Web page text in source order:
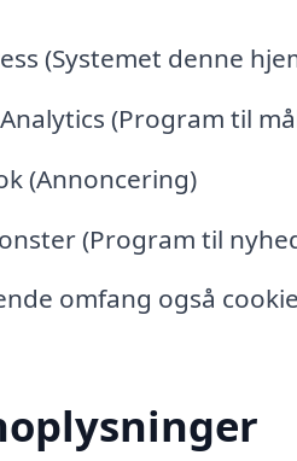
(Systemet denne
(Program til
(Annoncering)
(Program til
omfang også